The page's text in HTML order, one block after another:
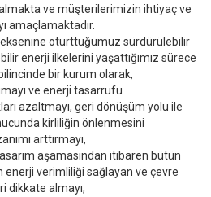
ve müşterilerimizin ihtiyaç ve
amaçlamaktadır.
oturttuğumuz sürdürülebilir
enerji ilkelerini yaşattığımız sürece
bir kurum olarak,
ve enerji tasarrufu
azaltmayı, geri dönüşüm yolu ile
kirliliğin önlenmesini
arttırmayı,
aşamasından itibaren bütün
verimliliği sağlayan ve çevre
dikkate almayı,